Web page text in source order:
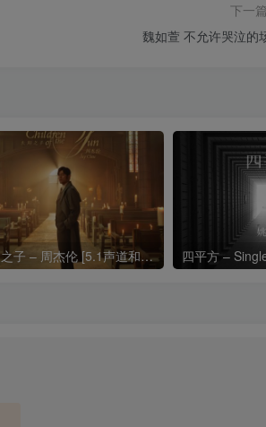
下一
魏如萱 不允许哭泣的
太阳之子 – 周杰伦 [5.1声道和192k母带] 四平方 –